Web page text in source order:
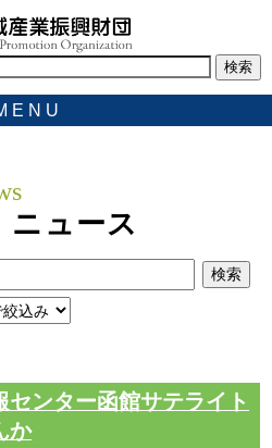
ニュース
ンター函館サテライト
か